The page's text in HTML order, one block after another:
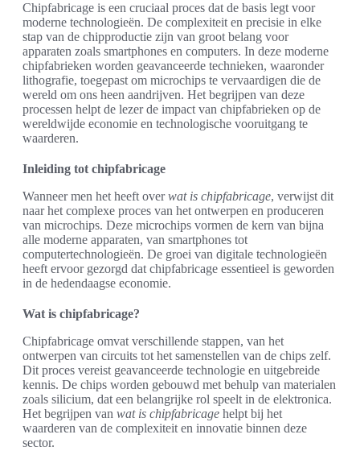
Chipfabricage is een cruciaal proces dat de basis legt voor
moderne technologieën. De complexiteit en precisie in elke
stap van de chipproductie zijn van groot belang voor
apparaten zoals smartphones en computers. In deze moderne
chipfabrieken worden geavanceerde technieken, waaronder
lithografie, toegepast om microchips te vervaardigen die de
wereld om ons heen aandrijven. Het begrijpen van deze
processen helpt de lezer de impact van chipfabrieken op de
wereldwijde economie en technologische vooruitgang te
waarderen.
Inleiding tot chipfabricage
Wanneer men het heeft overwat is chipfabricage, verwijst dit
naar het complexe proces van het ontwerpen en produceren
van microchips. Deze microchips vormen de kern van bijna
alle moderne apparaten, van smartphones tot
computertechnologieën. De groei van digitale technologieën
heeft ervoor gezorgd dat chipfabricage essentieel is geworden
in de hedendaagse economie.
Wat is chipfabricage?
Chipfabricage omvat verschillende stappen, van het
ontwerpen van circuits tot het samenstellen van de chips zelf.
Dit proces vereist geavanceerde technologie en uitgebreide
kennis. De chips worden gebouwd met behulp van materialen
zoals silicium, dat een belangrijke rol speelt in de elektronica.
Het begrijpen van wat is chipfabricage helpt bij het
waarderen van de complexiteit en innovatie binnen deze
sector.